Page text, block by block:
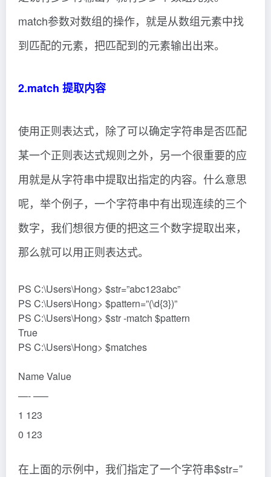
match参数对数组的操作，就是从数组元素中找
到匹配的元素，把匹配到的元素输出出来。
2.match 提取内容
使用正则表达式，除了可以确定字符串是否匹配
某一个正则表达式规则之外，另一个很重要的应
用就是从字符串中提取出指定的内容。什么意思
呢，举个例子，一个字符串中有出现连续的三个
数字，我们想很方便的把这三个数字提取出来，
那么就可以用正则表达式。
PS C:\Users\Hong> $str=”abc123abc”
PS C:\Users\Hong> $pattern=”(\d{3})”
PS C:\Users\Hong> $str -match $pattern
True
PS C:\Users\Hong> $matches
Name Value
—- —–
1 123
0 123
在上面的示例中，我们指定了一个字符串$str=”